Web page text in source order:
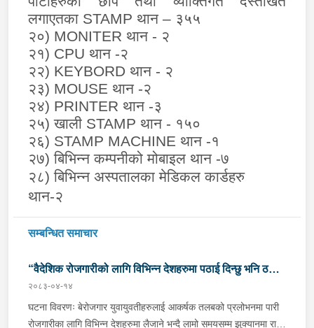
लगाएतका STAMP थान – ३५५
२०) MONITER थान - २
२१) CPU थान -२
२२) KEYBORD थान - २
२३) MOUSE थान -२
२४) PRINTER थान -३
२५) खाली STAMP थान - १५०
२६) STAMP MACHINE थान -१
२७) बिभिन्न कम्पनीको मोबाइल थान -७
२८) बिभिन्न अस्पतालका मेडिकल कार्डहरु
थान-२
सम्बन्धित समाचार
“वैदेशिक रोजगारीको लागि विभिन्न देशहरुमा पठाई दिन्छु भनि ठगी
गर्ने व्यक्तिहरु पक्राउ"
२०८३-०४-१४
घटना विवरणः बेरोजगार युवायुवतीहरुलाई आकर्षक तलबको प्रलोभनमा पारी
रोजगारीका लागि विभिन्न देशहरुमा लैजाने भन्दै लामो समयसम्म झुक्यानमा राखि